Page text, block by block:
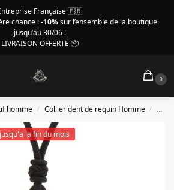
Française 🇫🇷
chance :-10%sur l’ensemble de la boutique
jusqu’au 30/06 !
LIVRAISON OFFERTE 📦
0
homme / Collier dent de requin Homme /
la fin du mois